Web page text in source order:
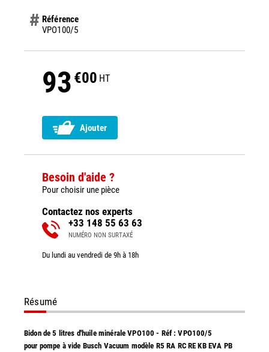
Référence
VPO100/5
93 €00 HT
Ajouter
Besoin d'aide ?
Pour choisir une pièce
Contactez nos experts
+33 148 55 63 63
NUMÉRO NON SURTAXÉ
Du lundi au vendredi de 9h à 18h
Résumé
Bidon de 5 litres d'huile minérale VPO100 - Réf : VPO100/5
pour pompe à vide Busch Vacuum modèle R5 RA RC RE KB EVA PB